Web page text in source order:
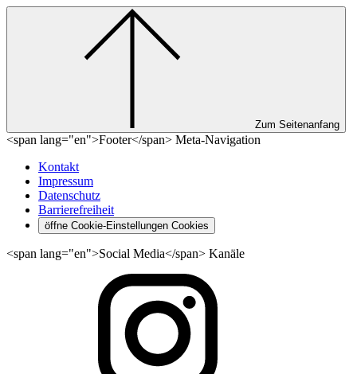
Zum Seitenanfang
<span lang="en">Footer</span> Meta-Navigation
Kontakt
Impressum
Datenschutz
Barrierefreiheit
öffne Cookie-Einstellungen Cookies
<span lang="en">Social Media</span> Kanäle